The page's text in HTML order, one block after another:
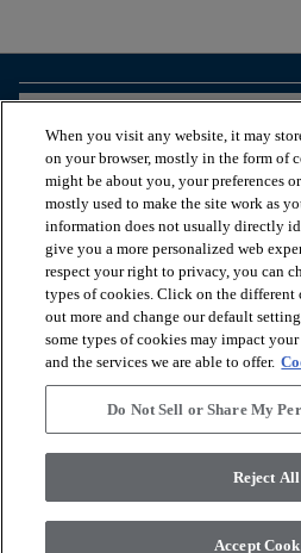
HANDIGE TOOLS
ONZE DIENSTEN
OVER ONS
inc., a Berkshire
Privacybeleid
Legal Disclosures
When you visit any website, it may
on your browser, mostly in the form of
might be about you, your preferences
mostly used to make the site work as
information does not usually directly
give you a more personalized web
respect your right to privacy, you can
types of cookies. Click on the different
out more and change our default
some types of cookies may impact
and the services we are able to offer.
Do Not Sell or Share My
Reject All
Accept